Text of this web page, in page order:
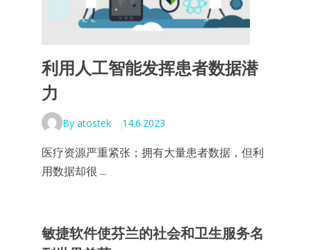
利用人工智能发挥患者数据潜
力
By atostek 14.6.2023
医疗资源严重紧张；拥有大量患者数据，但利
用数据却很 ...
敏捷软件使芬兰的社会和卫生服务名